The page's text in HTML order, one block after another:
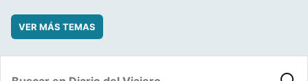
VER MÁS TEMAS